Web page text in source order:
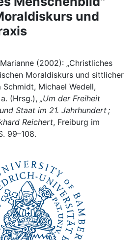
und
(2002): „Christliches
Moraldiskurs und sittlicher
Schmidt, Michael Wedell,
(Hrsg.), „Um der Freiheit
Staat im 21. Jahrhundert ;
Reichert, Freiburg im
99–108.